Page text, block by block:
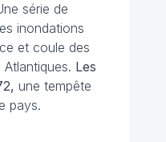
série de
inondations
et coule des
Les
une tempête
pays.